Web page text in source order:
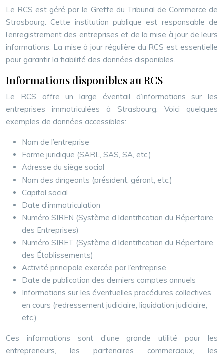
Le RCS est géré par le Greffe du Tribunal de Commerce de
Strasbourg. Cette institution publique est responsable de
l’enregistrement des entreprises et de la mise à jour de leurs
informations. La mise à jour régulière du RCS est essentielle
pour garantir la fiabilité des données disponibles.
Informations disponibles au RCS
Le RCS offre un large éventail d’informations sur les
entreprises immatriculées à Strasbourg. Voici quelques
exemples de données accessibles:
Nom de l’entreprise
Forme juridique (SARL, SAS, SA, etc.)
Adresse du siège social
Nom des dirigeants (président, gérant, etc.)
Capital social
Date d’immatriculation
Numéro SIREN (Système d’Identification du Répertoire
des Entreprises)
Numéro SIRET (Système d’Identification du Répertoire
des Établissements)
Activité principale exercée par l’entreprise
Date de publication des derniers comptes annuels
Informations sur les éventuelles procédures collectives
en cours (redressement judiciaire, liquidation judiciaire,
etc.)
Ces informations sont d’une grande utilité pour les
entrepreneurs, les partenaires commerciaux, les